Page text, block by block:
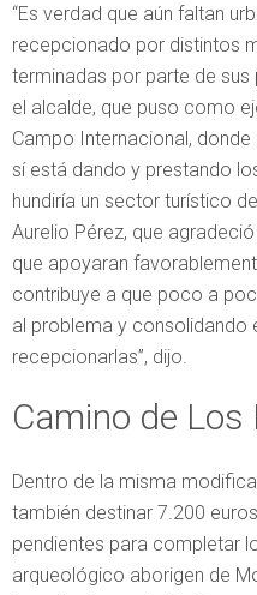
“Es verdad que aún faltan
recepcionado por distintos
terminadas por parte de
el alcalde, que puso como
Campo Internacional,
sí está dando y prestando
hundiría un sector turístico
Aurelio Pérez, que
que apoyaran
contribuye a que poco a
al problema y consolidando
recepcionarlas”, dijo.
Camino de Los
Dentro de la misma
también destinar 7.200
pendientes para completar
arqueológico aborigen de